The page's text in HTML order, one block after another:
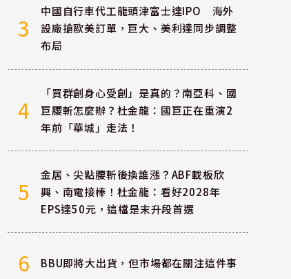
3
中國自行車代工龍頭津富士達IPO 海外
設廠搶歐美訂單，巨大、美利達同步調整
布局
4
「買群創身心受創」是真的？南亞科、國
巨腰斬怎麼辦？杜金龍：國巨正在重演2
年前「華城」走法！
5
金居、尖點腰斬後換誰漲？ABF載板欣
興、南電接棒！杜金龍：看好2028年
EPS達50元，這檔是末升段首選
6 BBU即將大出貨，但市場都在關注這件事